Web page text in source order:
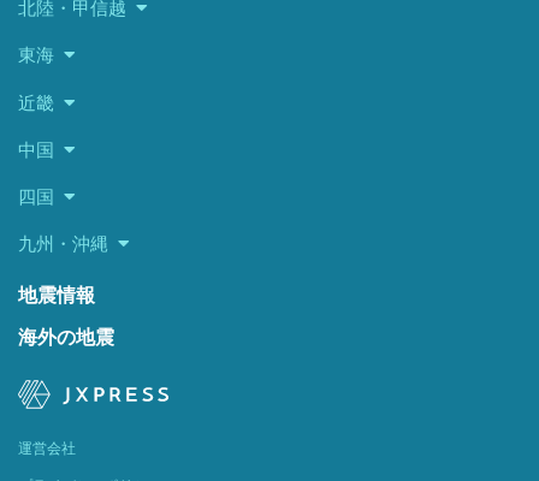
北陸・甲信越
東海
近畿
中国
四国
九州・沖縄
地震情報
海外の地震
運営会社